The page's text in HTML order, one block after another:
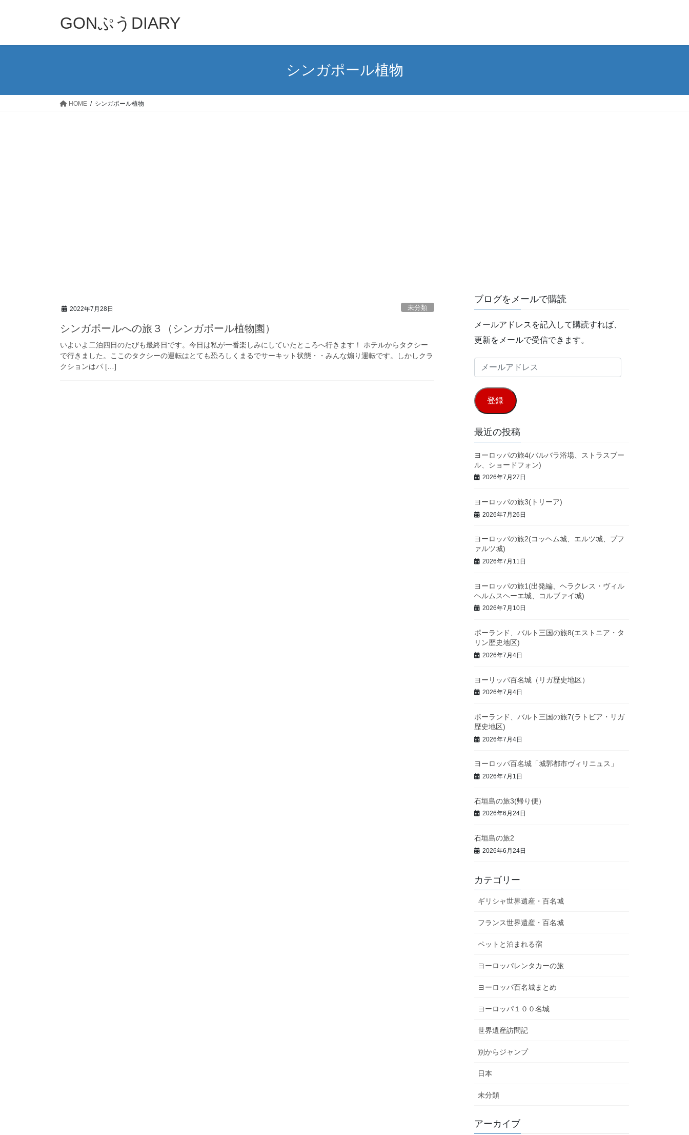
GONぷうDIARY
シンガポール植物
HOME シンガポール植物
2022年7月28日 未分類
シンガポールへの旅３（シンガポール植物園）
いよいよ二泊四日のたびも最終日です。今日は私が一番楽しみにしていたところへ行きます！ ホテルからタクシー
で行きました。ここのタクシーの運転はとても恐ろしくまるでサーキット状態・・みんな煽り運転です。しかしクラ
クションはパ […]
ブログをメールで購読
メールアドレスを記入して購読すれば、
更新をメールで受信できます。
ー
ル
ア
ド
レ
ス
登録
最近の投稿
ヨーロッパの旅4(バルバラ浴場、ストラスブー
ル、ショードフォン)
2026年7月27日
ヨーロッパの旅3(トリーア)
2026年7月26日
ヨーロッパの旅2(コッヘム城、エルツ城、プフ
ァルツ城)
2026年7月11日
ヨーロッパの旅1(出発編、ヘラクレス・ヴィル
ヘルムスヘーエ城、コルブァイ城)
2026年7月10日
ポーランド、バルト三国の旅8(エストニア・タ
リン歴史地区)
2026年7月4日
ヨーリッパ百名城（リガ歴史地区）
2026年7月4日
ポーランド、バルト三国の旅7(ラトビア・リガ
歴史地区)
2026年7月4日
ヨーロッパ百名城「城郭都市ヴィリニュス」
2026年7月1日
石垣島の旅3(帰り便）
2026年6月24日
石垣島の旅2
2026年6月24日
カテゴリー
ギリシャ世界遺産・百名城
フランス世界遺産・百名城
ペットと泊まれる宿
ヨーロッパレンタカーの旅
ヨーロッパ百名城まとめ
ヨーロッパ１００名城
世界遺産訪問記
別からジャンプ
日本
未分類
アーカイブ